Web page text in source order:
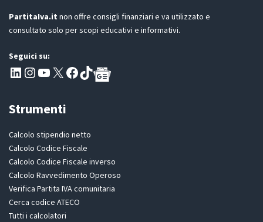
PartitaIva.it non offre consigli finanziari e va utilizzato e
consultato solo per scopi educativi e informativi.
Seguici su:
Pagina LinkedIn PartitaIva
Instagram
Canale YouTube Evoluzione - Partitaiva.it
X Segui PartitaIva su Facebook
TikTok
Strumenti
Calcolo stipendio netto
Calcolo Codice Fiscale
Calcolo Codice Fiscale inverso
Calcolo Ravvedimento Operoso
Verifica Partita IVA comunitaria
Cerca codice ATECO
Tutti i calcolatori